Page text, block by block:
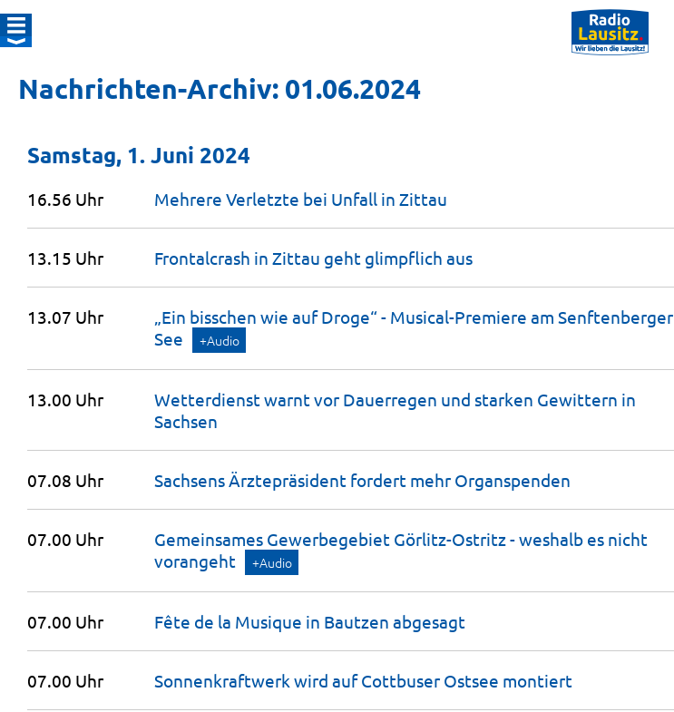
Nachrichten-Archiv: 01.06.2024
Samstag, 1. Juni 2024
16.56 Uhr Mehrere Verletzte bei Unfall in Zittau
13.15 Uhr Frontalcrash in Zittau geht glimpflich aus
13.07 Uhr
„Ein bisschen wie auf Droge“ - Musical-Premiere am Senftenberger
See
+Audio
13.00 Uhr
Wetterdienst warnt vor Dauerregen und starken Gewittern in
Sachsen
07.08 Uhr Sachsens Ärztepräsident fordert mehr Organspenden
07.00 Uhr
Gemeinsames Gewerbegebiet Görlitz-Ostritz - weshalb es nicht
vorangeht
+Audio
07.00 Uhr Fête de la Musique in Bautzen abgesagt
07.00 Uhr Sonnenkraftwerk wird auf Cottbuser Ostsee montiert